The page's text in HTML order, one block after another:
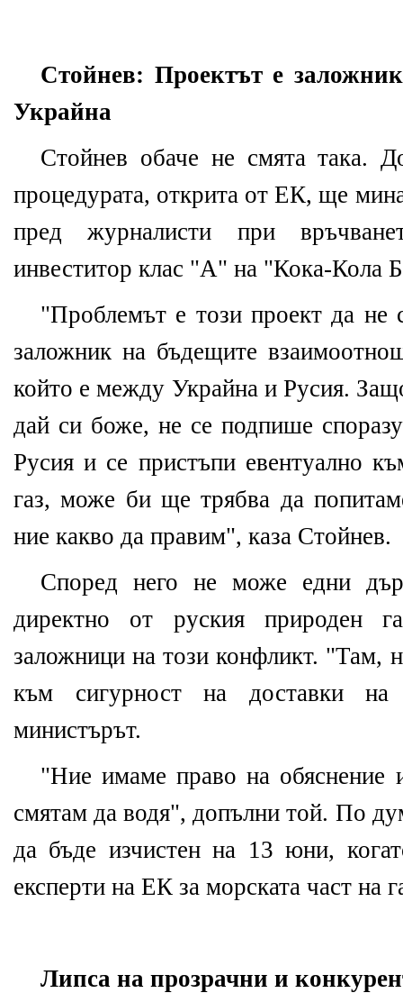
Стойнев: Проектът е
Украйна
Стойнев обаче не смята така.
процедурата, открита от ЕК, ще
пред журналисти при
инвеститор клас "А" на "Кока-Кола
"Проблемът е този проект да не
заложник на бъдещите
който е между Украйна и Русия.
дай си боже, не се подпише
Русия и се пристъпи евентуално
газ, може би ще трябва да
ние какво да правим", каза Стойнев.
Според него не може едни
директно от руския природен
заложници на този конфликт. "Там,
към сигурност на доставки на
министърът.
"Ние имаме право на обяснение
смятам да водя", допълни той. По
да бъде изчистен на 13 юни,
експерти на ЕК за морската част на
Липса на прозрачни и